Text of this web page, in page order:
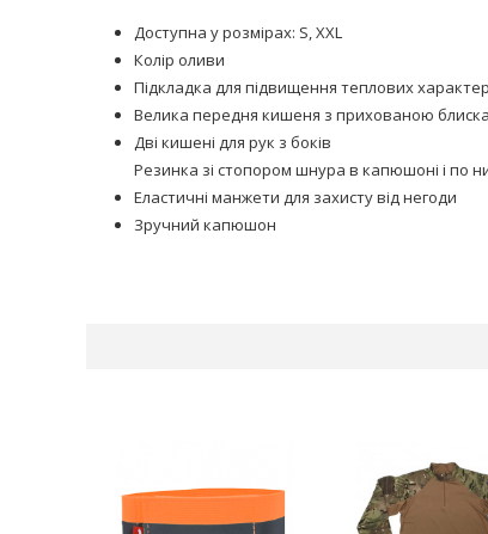
Доступна у розмірах: S, XXL
Колір оливи
Підкладка для підвищення теплових
Велика передня кишеня з прихованою
Дві кишені для рук з боків
Резинка зі стопором шнура в капюшоні і по
Еластичні манжети для захисту від негоди
Зручний капюшон